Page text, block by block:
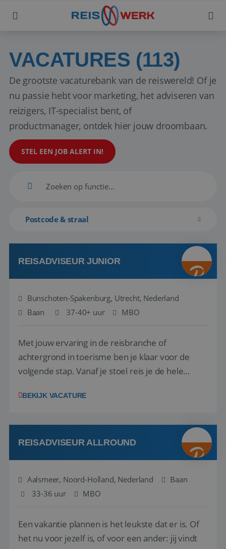
VACATURES (113)
De grootste vacaturebank van de reiswereld! Of je
nu passie hebt voor marketing, het adviseren van
reizigers, IT-specialist bent, of
productmanager, ontdek hier jouw droombaan.
STEL EEN JOB ALERT IN!
Postcode & straal
REISADVISEUR JUNIOR
Bunschoten-Spakenburg, Utrecht, Nederland
Baan
37-40+ uur MBO
Met jouw ervaring in de reisbranche of
achtergrond in toerisme ben je klaar voor de
volgende stap. Vanaf je stoel reis je de hele
wensen van je team, je klant en wat er in de
klanten te overtuigen om die droomreis te
boeken! ...
BEKIJK VACATURE
REISADVISEUR ALLROUND
Aalsmeer, Noord-Holland, Nederland
Baan
33-36 uur
MBO
Een vakantie plannen is het leukste dat er is. Of
het nu voor jezelf is, of voor een ander: jij vindt